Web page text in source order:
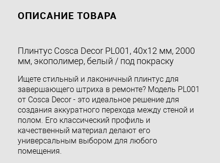
ОПИСАНИЕ ТОВАРА
Плинтус Cosca Decor PL001, 40x12 мм, 2000
мм, экополимер, белый / под покраску
Ищете стильный и лаконичный плинтус для
завершающего штриха в ремонте? Модель PL001
от Cosca Decor - это идеальное решение для
создания аккуратного перехода между стеной и
полом. Его классический профиль и
качественный материал делают его
универсальным выбором для любого
помещения.